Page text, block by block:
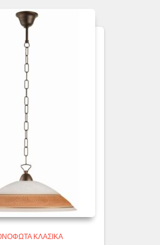
ΚΛΑΣΙΚΆ